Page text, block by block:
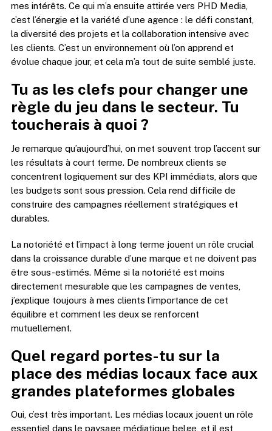
mes intérêts. Ce qui m’a ensuite attirée vers PHD Media,
c’est l’énergie et la variété d’une agence : le défi constant,
la diversité des projets et la collaboration intensive avec
les clients. C’est un environnement où l’on apprend et
évolue chaque jour, et cela m’a tout de suite semblé juste.
Tu as les clefs pour changer une
règle du jeu dans le secteur. Tu
toucherais à quoi ?
Je remarque qu’aujourd’hui, on met souvent trop l’accent sur
les résultats à court terme. De nombreux clients se
concentrent logiquement sur des KPI immédiats, alors que
les budgets sont sous pression. Cela rend difficile de
construire des campagnes réellement stratégiques et
durables.
La notoriété et l’impact à long terme jouent un rôle crucial
dans la croissance durable d’une marque et ne doivent pas
être sous-estimés. Même si la notoriété est moins
directement mesurable que les campagnes de ventes,
j’explique toujours à mes clients l’importance de cet
équilibre et comment les deux se renforcent
mutuellement.
Quel regard portes-tu sur la
place des médias locaux face aux
grandes plateformes globales
Oui, c’est très important. Les médias locaux jouent un rôle
essentiel dans le paysage médiatique belge, et il est